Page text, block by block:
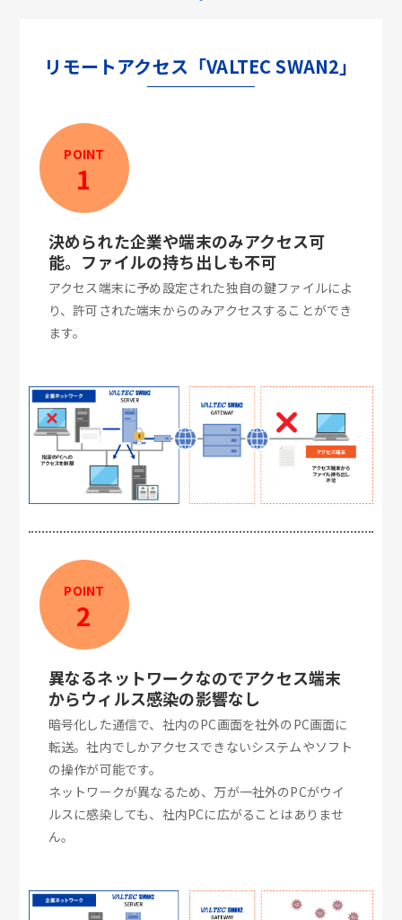
リモートアクセス「VALTEC SWAN2」
POINT
1
決められた企業や端末のみアクセス可
能。ファイルの持ち出しも不可
アクセス端末に予め設定された独自の鍵ファイルによ
り、許可された端末からのみアクセスすることができ
ます。
POINT
2
異なるネットワークなのでアクセス端末
からウィルス感染の影響なし
暗号化した通信で、社内のPC画面を社外のPC画面に
転送。社内でしかアクセスできないシステムやソフト
の操作が可能です。
ネットワークが異なるため、万が一社外のPCがウイ
ルスに感染しても、社内PCに広がることはありませ
ん。